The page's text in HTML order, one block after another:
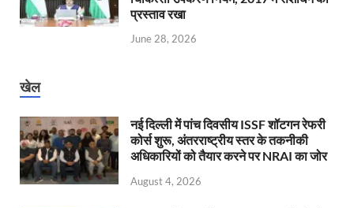
प्रस्ताव रखा
June 28, 2026
खेल
नई दिल्ली में पांच दिवसीय ISSF शॉटगन रेफरी
कोर्स शुरू, अंतरराष्ट्रीय स्तर के तकनीकी
अधिकारियों को तैयार करने पर NRAI का जोर
August 4, 2026